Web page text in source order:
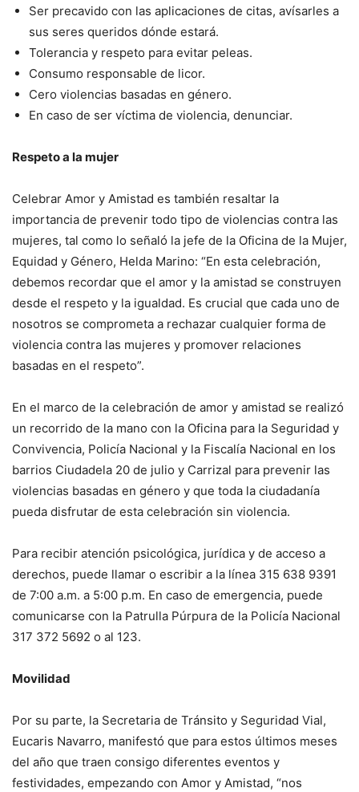
Ser precavido con las aplicaciones de citas, avísarles a
sus seres queridos dónde estará.
Tolerancia y respeto para evitar peleas.
Consumo responsable de licor.
Cero violencias basadas en género.
En caso de ser víctima de violencia, denunciar.
Respeto a la mujer
Celebrar Amor y Amistad es también resaltar la
importancia de prevenir todo tipo de violencias contra las
mujeres, tal como lo señaló la jefe de la Oficina de la Mujer,
Equidad y Género, Helda Marino: “En esta celebración,
debemos recordar que el amor y la amistad se construyen
desde el respeto y la igualdad. Es crucial que cada uno de
nosotros se comprometa a rechazar cualquier forma de
violencia contra las mujeres y promover relaciones
basadas en el respeto”.
En el marco de la celebración de amor y amistad se realizó
un recorrido de la mano con la Oficina para la Seguridad y
Convivencia, Policía Nacional y la Fiscalía Nacional en los
barrios Ciudadela 20 de julio y Carrizal para prevenir las
violencias basadas en género y que toda la ciudadanía
pueda disfrutar de esta celebración sin violencia.
Para recibir atención psicológica, jurídica y de acceso a
derechos, puede llamar o escribir a la línea 315 638 9391
de 7:00 a.m. a 5:00 p.m. En caso de emergencia, puede
comunicarse con la Patrulla Púrpura de la Policía Nacional
317 372 5692 o al 123.
Movilidad
Por su parte, la Secretaria de Tránsito y Seguridad Vial,
Eucaris Navarro, manifestó que para estos últimos meses
del año que traen consigo diferentes eventos y
festividades, empezando con Amor y Amistad, “nos